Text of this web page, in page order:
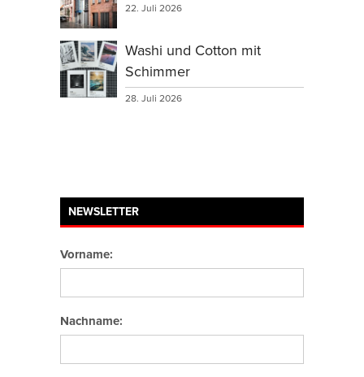
22. Juli 2026
Washi und Cotton mit
Schimmer
28. Juli 2026
NEWSLETTER
Vorname:
Nachname: